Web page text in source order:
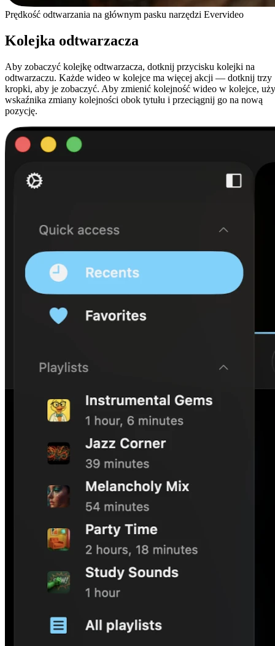
Prędkość odtwarzania na głównym pasku narzędzi Evervideo
Kolejka odtwarzacza
Aby zobaczyć kolejkę odtwarzacza, dotknij przycisku kolejki na
odtwarzaczu. Każde wideo w kolejce ma więcej akcji — dotknij trzy
kropki, aby je zobaczyć. Aby zmienić kolejność wideo w kolejce,
wskaźnika zmiany kolejności obok tytułu i przeciągnij go na nową
pozycję.